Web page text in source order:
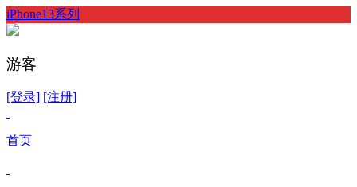
iPhone13系列
游客
[登录] [注册]
首页